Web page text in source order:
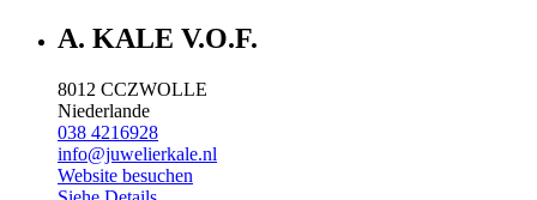
A. KALE V.O.F.
8012 CCZWOLLE
Niederlande
038 4216928
info@juwelierkale.nl
Website besuchen